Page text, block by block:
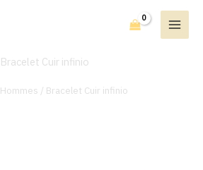
Bracelet Cuir infinio
Hommes / Bracelet Cuir infinio